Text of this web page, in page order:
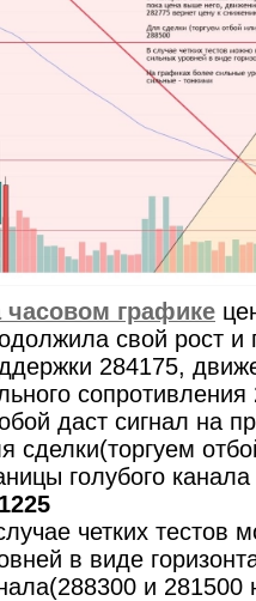
часовом графике
свой рост
284175,
даст сигнал на
сделки(торгуем
голубого
четких тестов
в виде
и 281500